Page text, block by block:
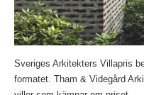
Sveriges Arkitekters Villapris
formatet. Tham & Videgård